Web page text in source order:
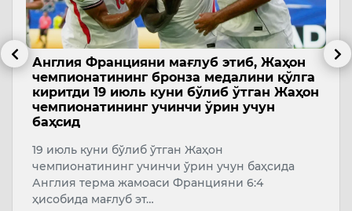
Англия Францияни мағлуб этиб, Жаҳон
чемпионатининг бронза медалини қўлга
киритди 19 июль куни бўлиб ўтган Жаҳон
чемпионатининг учинчи ўрин учун
баҳсид
19 июль куни бўлиб ўтган Жаҳон
чемпионатининг учинчи ўрин учун баҳсида
Англия терма жамоаси Францияни 6:4
ҳисобида мағлуб эт…